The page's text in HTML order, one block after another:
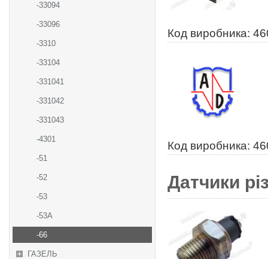
-33094
-33096
-3310
-33104
-331041
-331042
-331043
-4301
-51
-52
-53
-53А
-66
ГАЗЕЛЬ
Код виробника:
Код виробника:
Датчики